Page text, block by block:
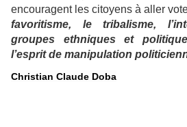
encouragent les citoyens à aller
favoritisme, le tribalisme,
groupes ethniques et
l’esprit de manipulation
Christian Claude Doba